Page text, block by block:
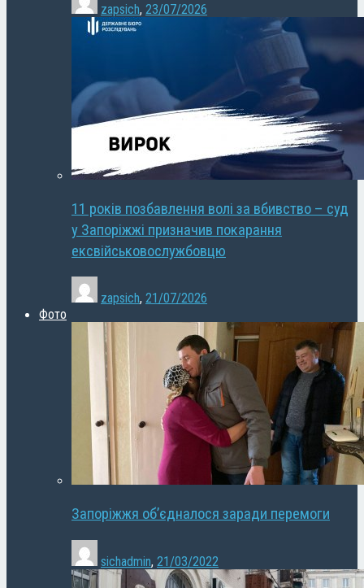
zapsich, 23/07/2026
11 років позбавлення волі за вбивство – суд
у Запоріжжі призначив покарання
ексвійськовослужбовцю
zapsich, 21/07/2026
Фото
Запоріжжя об’єдналося заради перемоги
sichadmin, 21/03/2022